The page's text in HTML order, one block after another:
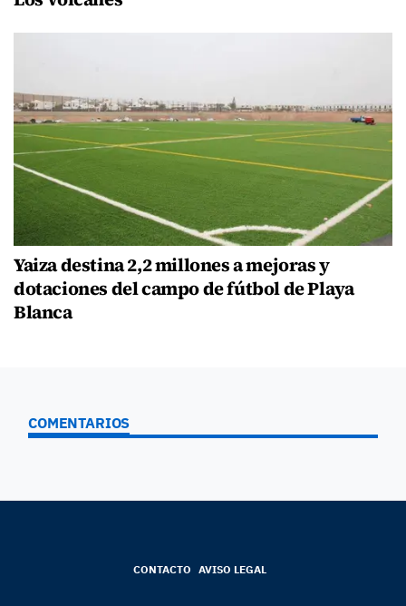
Yaiza destina 2,2 millones a mejoras y
dotaciones del campo de fútbol de Playa
Blanca
COMENTARIOS
CONTACTO AVISO LEGAL